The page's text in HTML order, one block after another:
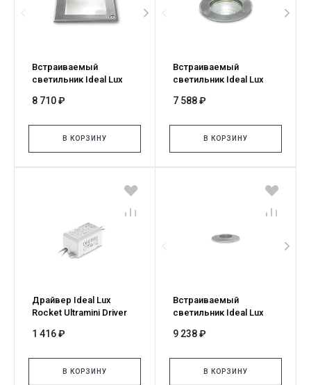
Встраиваемый
светильник Ideal Lux
351797
8 710 ₽
В КОРЗИНУ
Встраиваемый
светильник Ideal Lux
351780
7 588 ₽
В КОРЗИНУ
Драйвер Ideal Lux
Rocket Ultramini Driver
1 416 ₽
В КОРЗИНУ
Встраиваемый
светильник Ideal Lux
325156
9 238 ₽
В КОРЗИНУ